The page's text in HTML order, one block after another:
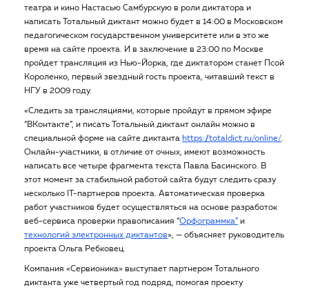
театра и кино Настасью Самбурскую в роли диктатора и
написать Тотальный диктант можно будет в 14:00 в Московском
педагогическом государственном университете или в это же
время на сайте проекта. И в заключение в 23:00 по Москве
пройдет трансляция из Нью-Йорка, где диктатором станет Псой
Короленко, первый звездный гость проекта, читавший текст в
НГУ в 2009 году.
«Следить за трансляциями, которые пройдут в прямом эфире
“ВКонтакте”, и писать Тотальный диктант онлайн можно в
специальной форме на сайте диктанта https://totaldict.ru/online/.
Онлайн-участники, в отличие от очных, имеют возможность
написать все четыре фрагмента текста Павла Басинского. В
этот момент за стабильной работой сайта будут следить сразу
несколько IT-партнеров проекта. Автоматическая проверка
работ участников будет осуществляться на основе разработок
веб-сервиса проверки правописания “Орфограммка” и
технологий электронных диктантов», — объясняет руководитель
проекта Ольга Ребковец.
Компания «Сервионика» выступает партнером Тотального
диктанта уже четвертый год подряд, помогая проекту